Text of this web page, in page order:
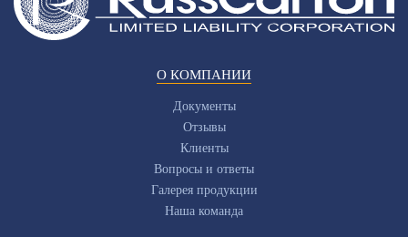
О КОМПАНИИ
Документы
Отзывы
Клиенты
Вопросы и ответы
Галерея продукции
Наша команда